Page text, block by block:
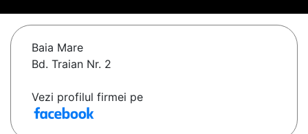
Baia Mare
Bd. Traian Nr. 2
Vezi profilul firmei pe